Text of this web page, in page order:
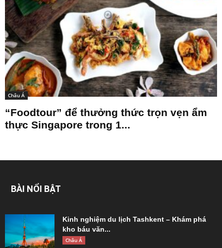
Châu Á
“Foodtour” để thưởng thức trọn vẹn ẩm
thực Singapore trong 1...
BÀI NỔI BẬT
Kinh nghiệm du lịch Tashkent – Khám phá
kho báu văn...
Châu Á